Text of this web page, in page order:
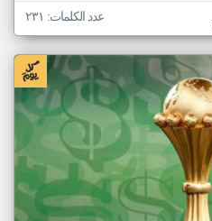
عدد الكلمات: ٢٣١